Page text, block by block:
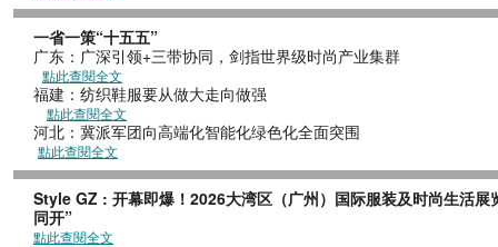
一省一策“十五五”
广东：广深引领+三带协同，剑指世界级时尚产业集群
點此查閱全文
福建：纺织鞋服要从做大走向
點此查閱全文
河北：冀派军团向高端化智能化绿色化全
點此查閱全文
Style GZ : 开幕即爆！2026大湾区（广州）国际服装及时尚生活展
同开”
點此查閱全文